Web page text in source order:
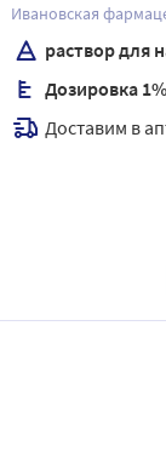
Ивановская
раствор для
Дозировка 1%
Доставим в